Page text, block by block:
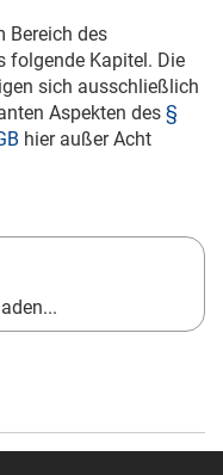
Bereich des
folgende Kapitel. Die
sich ausschließlich
Aspekten des §
hier außer Acht